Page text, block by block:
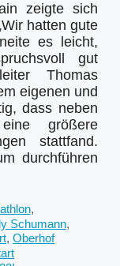
zeigte sich
hatten gute
es leicht,
gut
Thomas
eigenen und
dass neben
größere
stattfand.
durchführen
,
Schumann,
, Oberhof